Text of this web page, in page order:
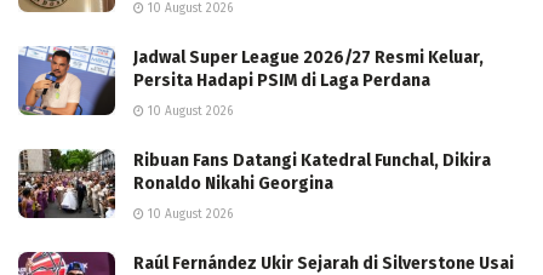
10 August 2026
Jadwal Super League 2026/27 Resmi Keluar,
Persita Hadapi PSIM di Laga Perdana
10 August 2026
Ribuan Fans Datangi Katedral Funchal, Dikira
Ronaldo Nikahi Georgina
10 August 2026
Raúl Fernández Ukir Sejarah di Silverstone Usai